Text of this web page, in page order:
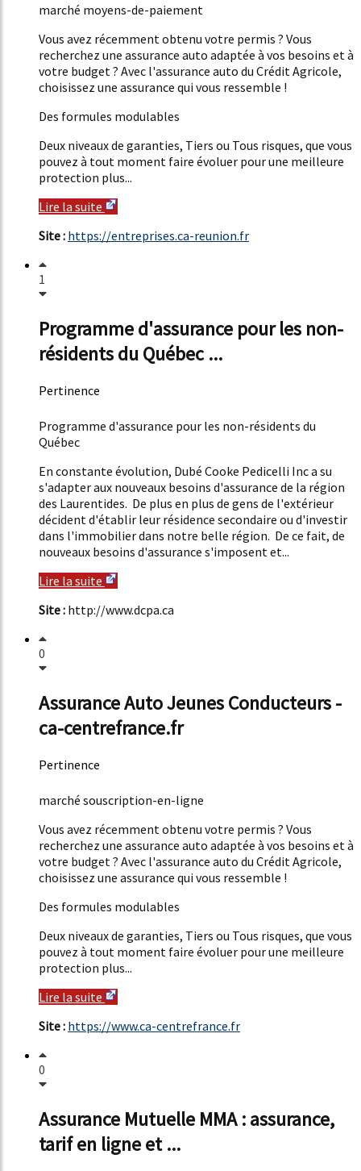
marché moyens-de-paiement
Vous avez récemment obtenu votre permis ? Vous
recherchez une assurance auto adaptée à vos besoins et à
votre budget ? Avec l'assurance auto du Crédit Agricole,
choisissez une assurance qui vous ressemble !
Des formules modulables
Deux niveaux de garanties, Tiers ou Tous risques, que vous
pouvez à tout moment faire évoluer pour une meilleure
protection plus...
Lire la suite
Site : https://entreprises.ca-reunion.fr
1
Programme d'assurance pour les non-
résidents du Québec ...
Pertinence
Programme d'assurance pour les non-résidents du
Québec
En constante évolution, Dubé Cooke Pedicelli Inc a su
s'adapter aux nouveaux besoins d'assurance de la région
des Laurentides. De plus en plus de gens de l'extérieur
décident d'établir leur résidence secondaire ou d'investir
dans l'immobilier dans notre belle région. De ce fait, de
nouveaux besoins d'assurance s'imposent et...
Lire la suite
Site : http://www.dcpa.ca
0
Assurance Auto Jeunes Conducteurs -
ca-centrefrance.fr
Pertinence
marché souscription-en-ligne
Vous avez récemment obtenu votre permis ? Vous
recherchez une assurance auto adaptée à vos besoins et à
votre budget ? Avec l'assurance auto du Crédit Agricole,
choisissez une assurance qui vous ressemble !
Des formules modulables
Deux niveaux de garanties, Tiers ou Tous risques, que vous
pouvez à tout moment faire évoluer pour une meilleure
protection plus...
Lire la suite
Site : https://www.ca-centrefrance.fr
0
Assurance Mutuelle MMA : assurance,
tarif en ligne et ...